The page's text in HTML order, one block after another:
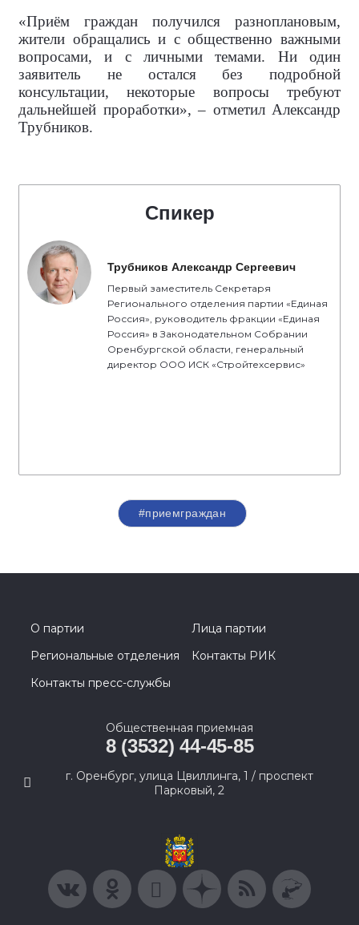
«Приём граждан получился разноплановым,
жители обращались и с общественно важными
вопросами, и с личными темами. Ни один
заявитель не остался без подробной
консультации, некоторые вопросы требуют
дальнейшей проработки», – отметил Александр
Трубников.
Спикер
Трубников Александр Сергеевич
Первый заместитель Секретаря
Регионального отделения партии «Единая
Россия», руководитель фракции «Единая
Россия» в Законодательном Собрании
Оренбургской области, генеральный
директор ООО ИСК «Стройтехсервис»
#приемграждан
О партии
Лица партии
Региональные отделения
Контакты РИК
Контакты пресс-службы
Общественная приемная
8 (3532) 44-45-85
г. Оренбург, улица Цвиллинга, 1 / проспект
Парковый, 2